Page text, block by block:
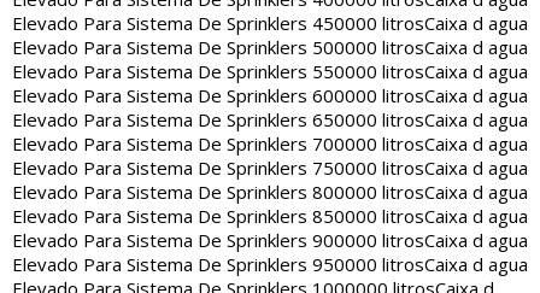
Elevado Para Sistema De Sprinklers 450000 litrosCaixa d agua
Elevado Para Sistema De Sprinklers 500000 litrosCaixa d agua
Elevado Para Sistema De Sprinklers 550000 litrosCaixa d agua
Elevado Para Sistema De Sprinklers 600000 litrosCaixa d agua
Elevado Para Sistema De Sprinklers 650000 litrosCaixa d agua
Elevado Para Sistema De Sprinklers 700000 litrosCaixa d agua
Elevado Para Sistema De Sprinklers 750000 litrosCaixa d agua
Elevado Para Sistema De Sprinklers 800000 litrosCaixa d agua
Elevado Para Sistema De Sprinklers 850000 litrosCaixa d agua
Elevado Para Sistema De Sprinklers 900000 litrosCaixa d agua
Elevado Para Sistema De Sprinklers 950000 litrosCaixa d agua